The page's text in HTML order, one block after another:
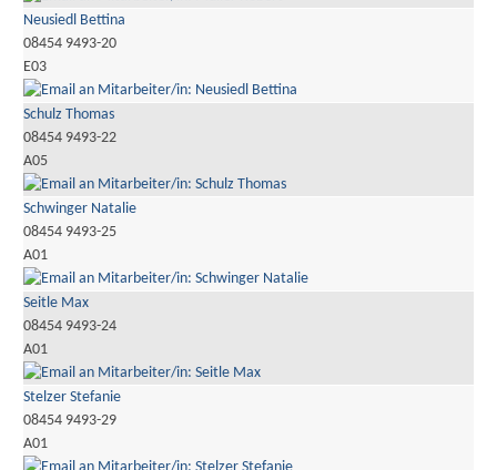
Neusiedl Bettina
08454 9493-20
E03
Schulz Thomas
08454 9493-22
A05
Schwinger Natalie
08454 9493-25
A01
Seitle Max
08454 9493-24
A01
Stelzer Stefanie
08454 9493-29
A01